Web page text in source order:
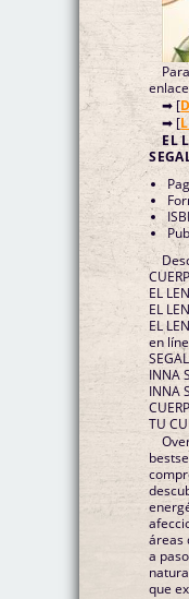
➡ [
➡ [
EL
EL
EL
EL
en
INNA
INNA
TU
áreas
a
natural de salud.
que